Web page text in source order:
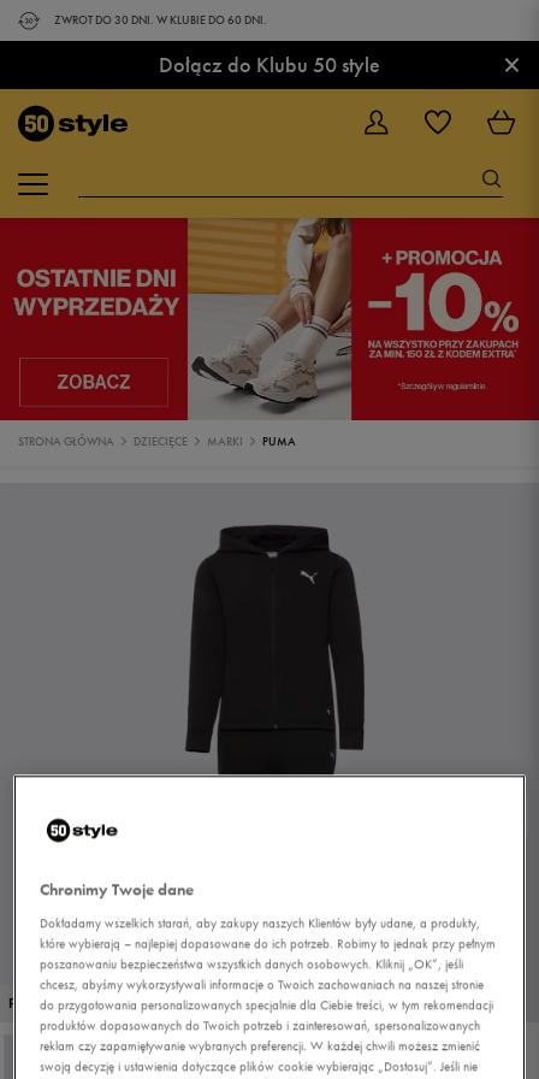
ZWROT DO 30 DNI. W KLUBIE DO 60 DNI.
Dołącz do Klubu 50 style ×
STRONA GŁÓWNA DZIECIĘCE MARKI PUMA
PROMO: DO -30% 1/3
Chronimy Twoje dane
Dokładamy wszelkich starań, aby zakupy naszych Klientów były udane, a produkty,
które wybierają – najlepiej dopasowane do ich potrzeb. Robimy to jednak przy pełnym
poszanowaniu bezpieczeństwa wszystkich danych osobowych. Kliknij „OK”, jeśli
chcesz, abyśmy wykorzystywali informacje o Twoich zachowaniach na naszej stronie
do przygotowania personalizowanych specjalnie dla Ciebie treści, w tym rekomendacji
produktów dopasowanych do Twoich potrzeb i zainteresowań, spersonalizowanych
reklam czy zapamiętywanie wybranych preferencji. W każdej chwili możesz zmienić
swoją decyzję i ustawienia dotyczące plików cookie wybierając „Dostosuj”. Jeśli nie